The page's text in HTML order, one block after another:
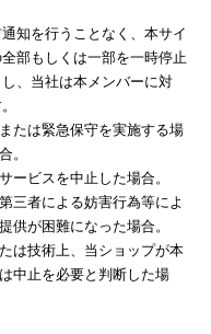
知を行うことなく、本サイ
部もしくは一部を一時停止
、当社は本メンバーに対
たは緊急保守を実施する場
。
ービスを中止した場合。
三者による妨害行為等によ
供が困難になった場合。
は技術上、当ショップが本
中止を必要と判断した場